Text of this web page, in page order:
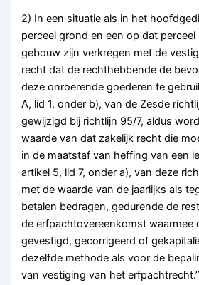
2) In een situatie als in het
perceel grond en een op dat
gebouw zijn verkregen met de
recht dat de rechthebbende de
deze onroerende goederen te
A, lid 1, onder b), van de Zesde
gewijzigd bij richtlijn 95/7, aldus
waarde van dat zakelijk recht die
in de maatstaf van heffing van een
artikel 5, lid 7, onder a), van deze
met de waarde van de jaarlijks als
betalen bedragen, gedurende de
de erfpachtovereenkomst waarmee
gevestigd, gecorrigeerd of
dezelfde methode als voor de
van vestiging van het erfpachtrecht.”